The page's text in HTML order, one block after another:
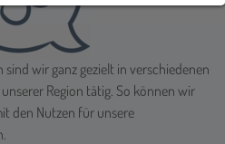
wir ganz gezielt in verschiedenen
Region tätig. So können wir
den Nutzen für unsere